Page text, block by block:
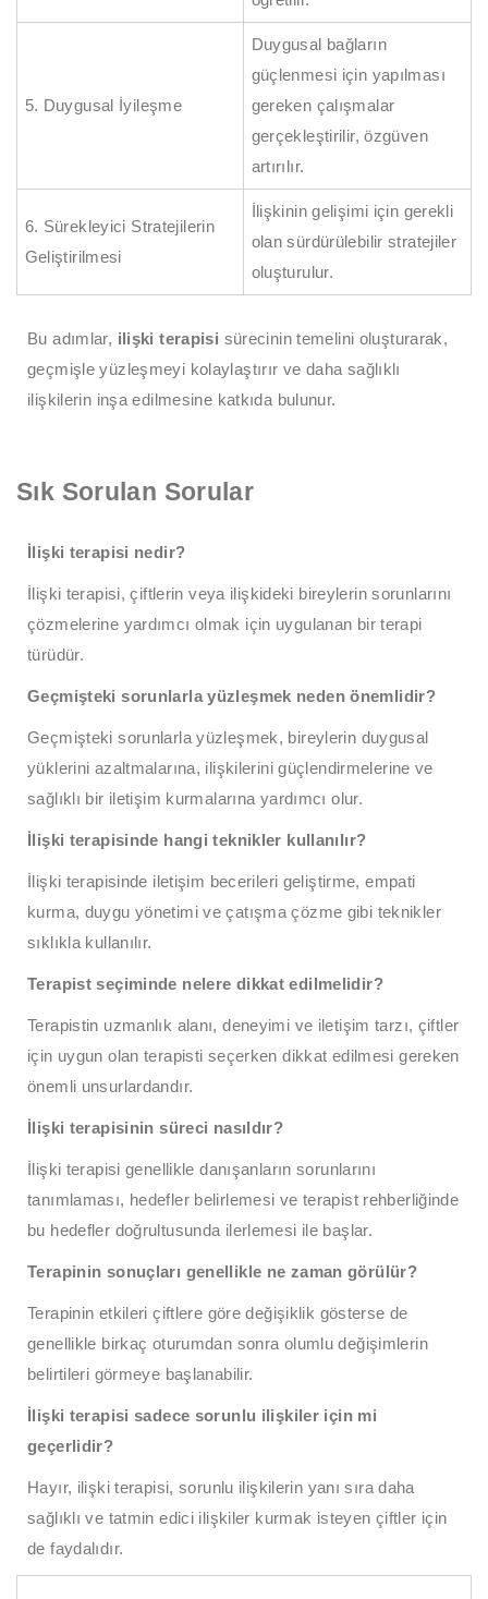
5. Duygusal İyileşme
Duygusal bağların
güçlenmesi için yapılması
gereken çalışmalar
gerçekleştirilir, özgüven
artırılır.
6. Sürekleyici Stratejilerin
Geliştirilmesi
İlişkinin gelişimi için gerekli
olan sürdürülebilir stratejiler
oluşturulur.
Bu adımlar, ilişki terapisi sürecinin temelini oluşturarak,
geçmişle yüzleşmeyi kolaylaştırır ve daha sağlıklı
ilişkilerin inşa edilmesine katkıda bulunur.
Sık Sorulan Sorular
İlişki terapisi nedir?
İlişki terapisi, çiftlerin veya ilişkideki bireylerin sorunlarını
çözmelerine yardımcı olmak için uygulanan bir terapi
türüdür.
Geçmişteki sorunlarla yüzleşmek neden önemlidir?
Geçmişteki sorunlarla yüzleşmek, bireylerin duygusal
yüklerini azaltmalarına, ilişkilerini güçlendirmelerine ve
sağlıklı bir iletişim kurmalarına yardımcı olur.
İlişki terapisinde hangi teknikler kullanılır?
İlişki terapisinde iletişim becerileri geliştirme, empati
kurma, duygu yönetimi ve çatışma çözme gibi teknikler
sıklıkla kullanılır.
Terapist seçiminde nelere dikkat edilmelidir?
Terapistin uzmanlık alanı, deneyimi ve iletişim tarzı, çiftler
için uygun olan terapisti seçerken dikkat edilmesi gereken
önemli unsurlardandır.
İlişki terapisinin süreci nasıldır?
İlişki terapisi genellikle danışanların sorunlarını
tanımlaması, hedefler belirlemesi ve terapist rehberliğinde
bu hedefler doğrultusunda ilerlemesi ile başlar.
Terapinin sonuçları genellikle ne zaman görülür?
Terapinin etkileri çiftlere göre değişiklik gösterse de
genellikle birkaç oturumdan sonra olumlu değişimlerin
belirtileri görmeye başlanabilir.
İlişki terapisi sadece sorunlu ilişkiler için mi
geçerlidir?
Hayır, ilişki terapisi, sorunlu ilişkilerin yanı sıra daha
sağlıklı ve tatmin edici ilişkiler kurmak isteyen çiftler için
de faydalıdır.